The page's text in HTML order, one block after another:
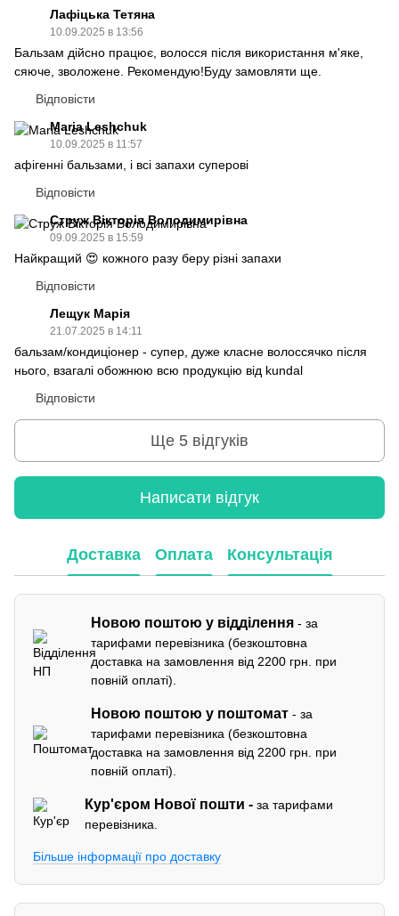
Лафіцька Тетяна
10.09.2025 в 13:56
Бальзам дійсно працює, волосся після використання м'яке,
сяюче, зволожене. Рекомендую!Буду замовляти ще.
Відповісти
Maria Leshchuk
10.09.2025 в 11:57
афігенні бальзами, і всі запахи суперові
Відповісти
Струж Вікторія Володимирівна
09.09.2025 в 15:59
Найкращий 😍 кожного разу беру різні запахи
Відповісти
Лещук Марія
21.07.2025 в 14:11
бальзам/кондиціонер - супер, дуже класне волоссячко після
нього, взагалі обожнюю всю продукцію від kundal
Відповісти
Ще 5 відгуків
Написати відгук
Доставка Оплата Консультація
Новою поштою у відділення - за
тарифами перевізника (безкоштовна
доставка на замовлення від 2200 грн. при
повній оплаті).
Новою поштою у поштомат - за
тарифами перевізника (безкоштовна
доставка на замовлення від 2200 грн. при
повній оплаті).
Кур'єром Нової пошти -за тарифами
перевізника.
Більше інформації про доставку